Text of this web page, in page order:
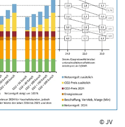
© JV